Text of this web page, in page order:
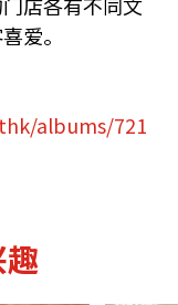
爱。
albums/721